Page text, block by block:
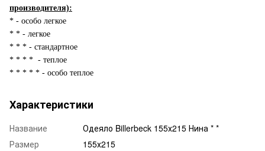
производителя):
* - особо легкое
* * - легкое
* * * - стандартное
* * * * - теплое
* * * * * - особо теплое
Характеристики
Название
Одеяло Billerbeck 155х215 Нина * *
Размер
155х215